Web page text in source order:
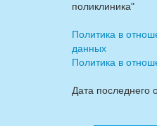
поликлиника"
Политика в
данных
Политика в
Дата последнего